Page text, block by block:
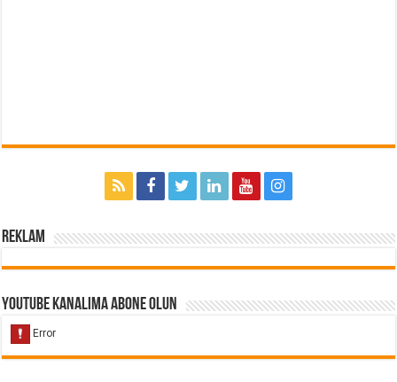
Reklam
Youtube Kanalıma Abone Olun